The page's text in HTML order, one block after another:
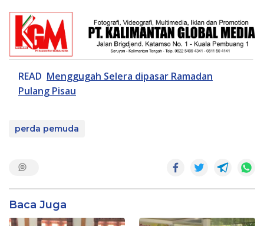
READ Menggugah Selera dipasar Ramadan
Pulang Pisau
perda pemuda
Baca Juga